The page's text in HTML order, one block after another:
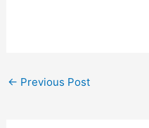
← Previous Post